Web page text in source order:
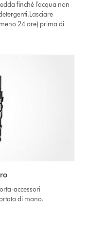
finché l'acqua non
24 ore) prima di
accessori
di mano.